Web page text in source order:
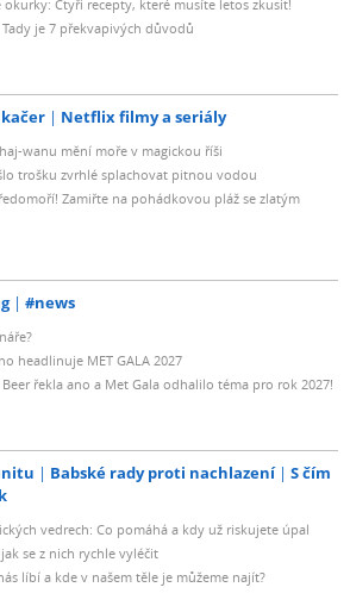
Čtyři recepty, které musíte letos zkusit!
je 7 překvapivých důvodů
Netflix filmy a seriály
wanu mění moře v magickou říši
trošku zvrhlé splachovat pitnou vodou
Zamiřte na pohádkovou pláž se zlatým
#news
headlinuje MET GALA 2027
řekla ano a Met Gala odhalilo téma pro rok 2027!
Babské rady proti nachlazení
S čím
vedrech: Co pomáhá a kdy už riskujete úpal
se z nich rychle vyléčit
líbí a kde v našem těle je můžeme najít?